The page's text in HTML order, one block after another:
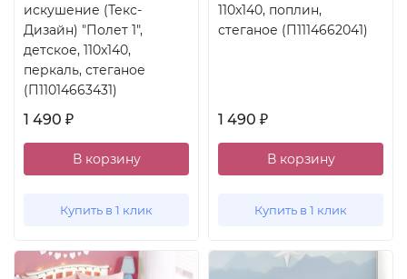
искушение (Текс-
Дизайн) "Полет 1",
детское, 110x140,
перкаль, стеганое
(П11014663431)
1 490 ₽
В корзину
Купить в 1 клик
110x140, поплин,
стеганое (П1114662041)
1 490 ₽
В корзину
Купить в 1 клик